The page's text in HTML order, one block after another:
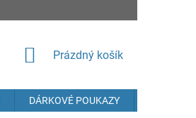
NÁKUPNÍ
Prázdný košík
DÁRKOVÉ POUKAZY